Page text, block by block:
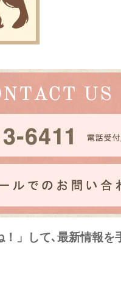
」して､最新情報を